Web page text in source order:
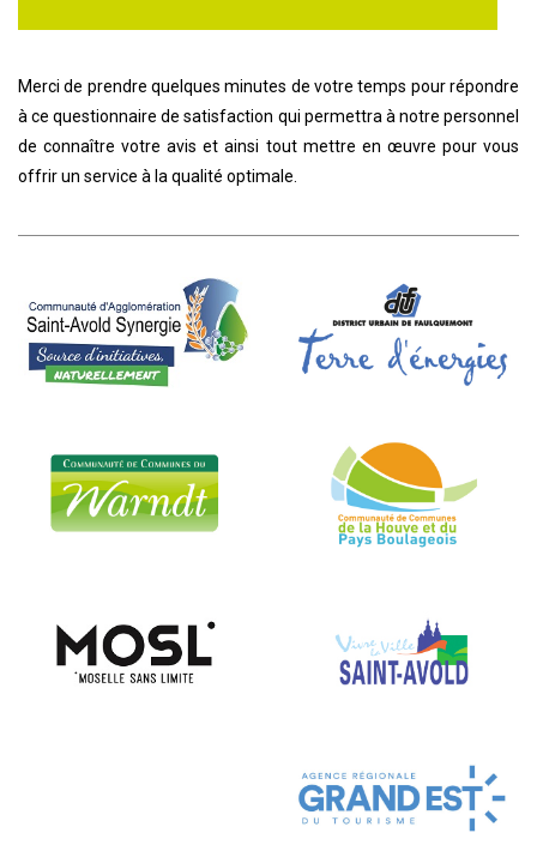
Merci de prendre quelques minutes de votre temps pour répondre
à ce questionnaire de satisfaction qui permettra à notre personnel
de connaître votre avis et ainsi tout mettre en œuvre pour vous
offrir un service à la qualité optimale.